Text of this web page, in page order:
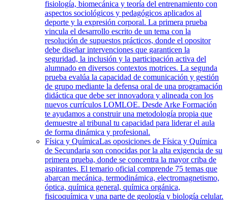
fisiología, biomecánica y teoría del entrenamiento con
aspectos sociológicos y pedagógicos aplicados al
deporte y la expresión corporal. La primera prueba
vincula el desarrollo escrito de un tema con la
resolución de supuestos prácticos, donde el opositor
debe diseñar intervenciones que garanticen la
seguridad, la inclusión y la participación activa del
alumnado en diversos contextos motrices. La segunda
prueba evalúa la capacidad de comunicación y gestión
de grupo mediante la defensa oral de una programación
didáctica que debe ser innovadora y alineada con los
nuevos currículos LOMLOE. Desde Arke Formación
te ayudamos a construir una metodología propia que
demuestre al tribunal tu capacidad para liderar el aula
de forma dinámica y profesional.
Física y QuímicaLas oposiciones de Física y Química
de Secundaria son conocidas por la alta exigencia de su
primera prueba, donde se concentra la mayor criba de
aspirantes. El temario oficial comprende 75 temas que
abarcan mecánica, termodinámica, electromagnetismo,
óptica, química general, química orgánica,
fisicoquímica y una parte de geología y biología celular.